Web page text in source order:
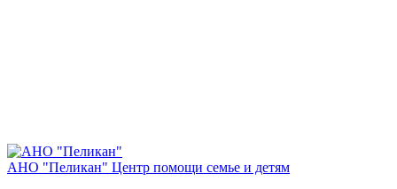
АНО "Пеликан" Центр помощи семье и детям